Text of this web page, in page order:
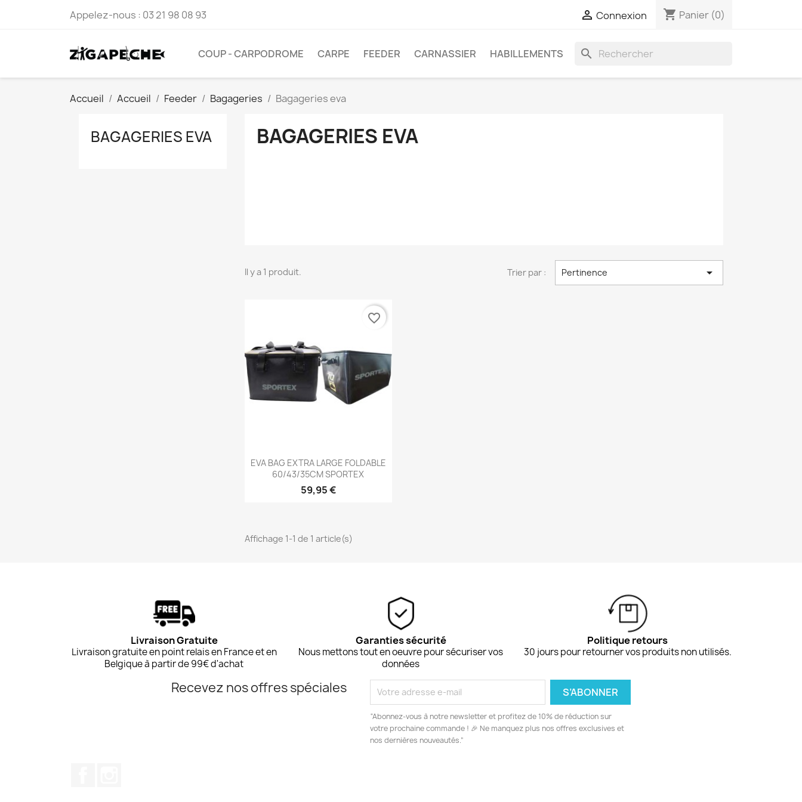
Appelez-nous : 03 21 98 08 93  Connexion shopping_cart Panier (0)
COUP - CARPODROME CARPE FEEDER CARNASSIER HABILLEMENTS search
Accueil Accueil Feeder Bagageries Bagageries eva
BAGAGERIES EVA BAGAGERIES EVA
Il y a 1 produit. Trier par : Pertinence 
Aperçu rapide
EVA BAG EXTRA LARGE FOLDABLE
60/43/35CM SPORTEX
59,95 €
favorite_border
Affichage 1-1 de 1 article(s)
Livraison Gratuite
Livraison gratuite en point relais en France et en
Belgique à partir de 99€ d'achat
Garanties sécurité
Nous mettons tout en oeuvre pour sécuriser vos
données
Politique retours
30 jours pour retourner vos produits non utilisés.
Recevez nos offres spéciales
“Abonnez-vous à notre newsletter et profitez de 10% de réduction sur
votre prochaine commande ! 🎉 Ne manquez plus nos offres exclusives et
nos dernières nouveautés.”